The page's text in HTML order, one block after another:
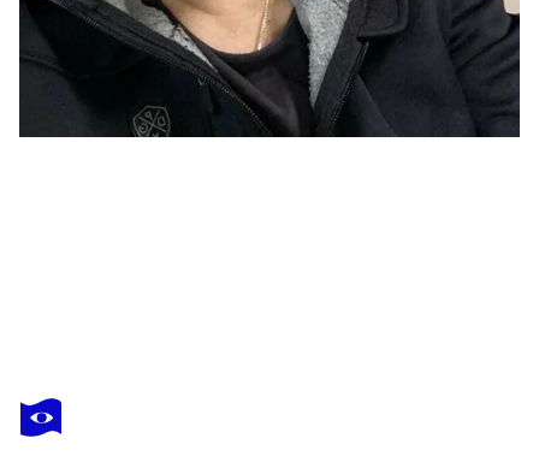
THEO
PAPATHOMAS